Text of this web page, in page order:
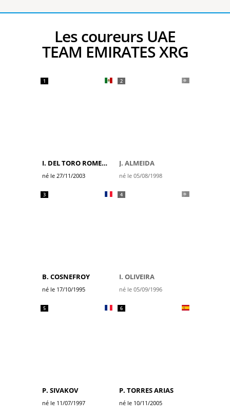
Les coureurs UAE
TEAM EMIRATES XRG
1
I. DEL TORO ROMERO
né le 27/11/2003
2
J. ALMEIDA
né le 05/08/1998
3
B. COSNEFROY
né le 17/10/1995
4
I. OLIVEIRA
né le 05/09/1996
5
P. SIVAKOV
né le 11/07/1997
6
P. TORRES ARIAS
né le 10/11/2005